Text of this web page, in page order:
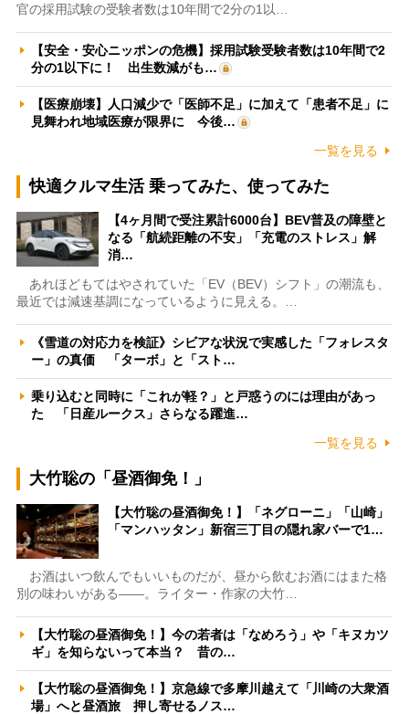
官の採用試験の受験者数は10年間で2分の1以…
【安全・安心ニッポンの危機】採用試験受験者数は10年間で2
分の1以下に！ 出生数減がも…
【医療崩壊】人口減少で「医師不足」に加えて「患者不足」に
見舞われ地域医療が限界に 今後…
一覧を見る
快適クルマ生活 乗ってみた、使ってみた
【4ヶ月間で受注累計6000台】BEV普及の障壁と
なる「航続距離の不安」「充電のストレス」解
消…
あれほどもてはやされていた「EV（BEV）シフト」の潮流も、
最近では減速基調になっているように見える。…
《雪道の対応力を検証》シビアな状況で実感した「フォレスタ
ー」の真価 「ターボ」と「スト…
乗り込むと同時に「これが軽？」と戸惑うのには理由があっ
た 「日産ルークス」さらなる躍進…
一覧を見る
大竹聡の「昼酒御免！」
【大竹聡の昼酒御免！】「ネグローニ」「山崎」
「マンハッタン」新宿三丁目の隠れ家バーで1…
お酒はいつ飲んでもいいものだが、昼から飲むお酒にはまた格
別の味わいがある――。ライター・作家の大竹…
【大竹聡の昼酒御免！】今の若者は「なめろう」や「キヌカツ
ギ」を知らないって本当？ 昔の…
【大竹聡の昼酒御免！】京急線で多摩川越えて「川崎の大衆酒
場」へと昼酒旅 押し寄せるノス…